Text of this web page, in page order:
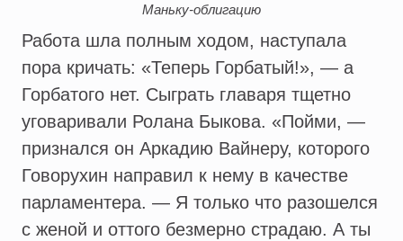
Маньку-облигацию
Работа шла полным ходом, наступала
пора кричать: «Теперь Горбатый!», — а
Горбатого нет. Сыграть главаря тщетно
уговаривали Ролана Быкова. «Пойми, —
признался он Аркадию Вайнеру, которого
Говорухин направил к нему в качестве
парламентера. — Я только что разошелся
с женой и оттого безмерно страдаю. А ты